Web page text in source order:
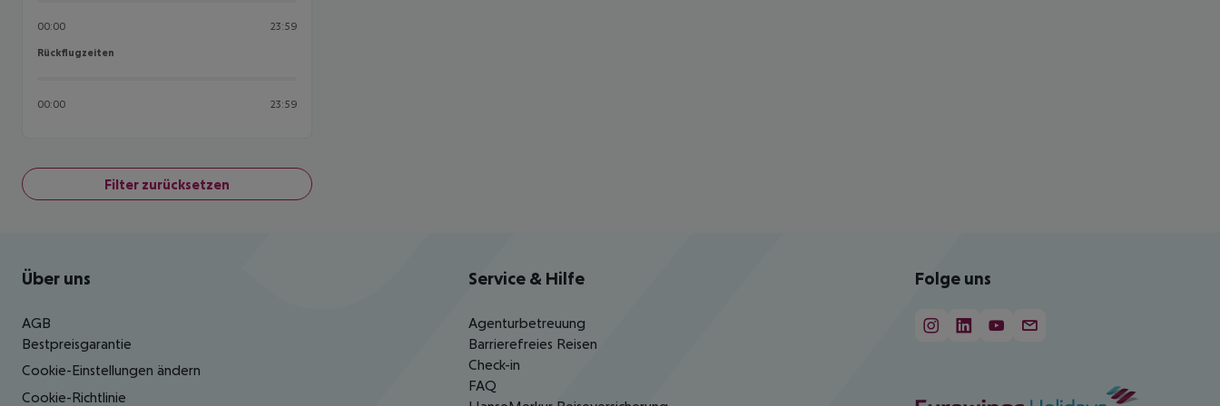
00:00 23:59
Rückflugzeiten
Rückflugzeiten
00:00 23:59
Filter zurücksetzen
Footer navigation
Über uns
AGB
Bestpreisgarantie
Cookie-Einstellungen ändern
Cookie-Richtlinie
Service & Hilfe
Agenturbetreuung
Barrierefreies Reisen
Check-in
FAQ
Folge uns